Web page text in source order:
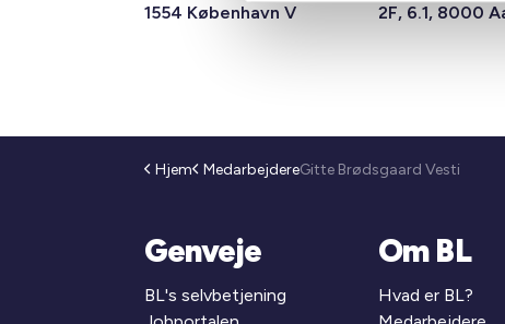
1554 København V
2F, 6.1, 8000
Hjem MedarbejdereGitte Brødsgaard Vesti
Genveje
BL's selvbetjening
Om BL
Hvad er BL?